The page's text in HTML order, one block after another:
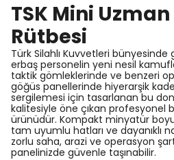
TSK Mini
Rütbesi
Türk Silahlı Kuvvetleri
erbaş personelin yeni nesil
taktik gömleklerinde ve benzeri
göğüs panellerinde hiyerarşik
sergilemesi için tasarlanan bu
kalitesiyle öne çıkan profesyonel
ürünüdür. Kompakt minyatür
tam uyumlu hatları ve dayanıklı
zorlu saha, arazi ve operasyon
panelinizde güvenle taşınabilir.